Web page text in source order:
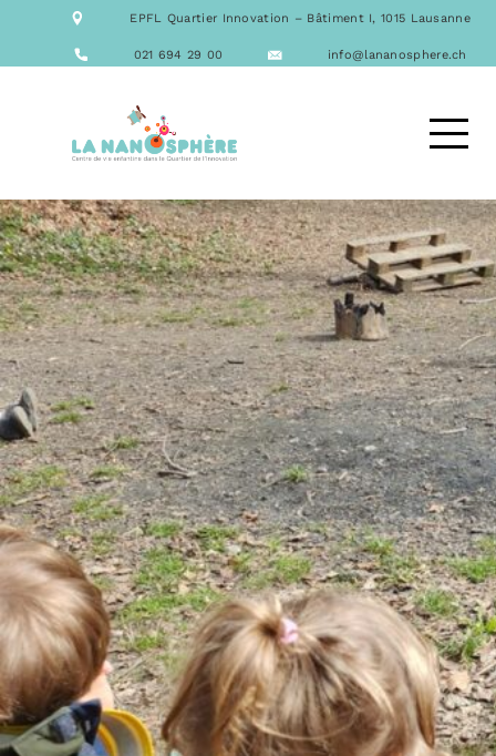
EPFL Quartier Innovation – Bâtiment I, 1015 Lausanne
021 694 29 00 info@lananosphere.ch
ACTIVITÉS
DEMANDE D’ACCUEIL